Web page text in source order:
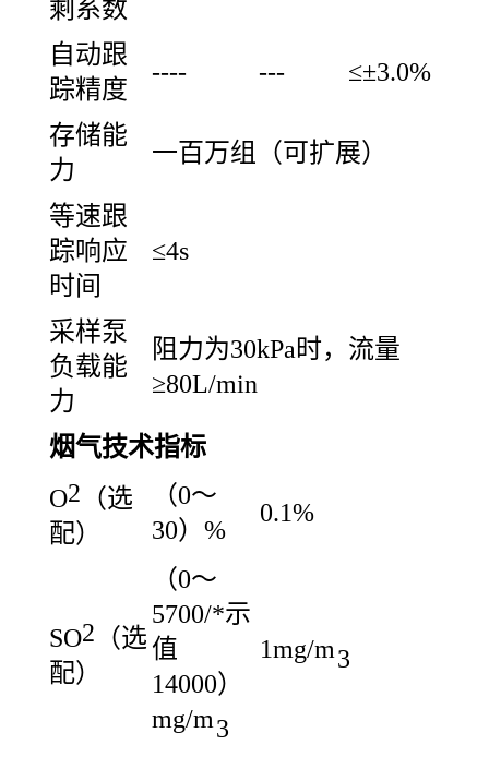
剩系数
自动跟
踪精度
---- --- ≤±3.0%
存储能
力
一百万组（可扩展）
等速跟
踪响应
时间
≤4s
采样泵
负载能
力
阻力为30kPa时，流量
≥80L/min
烟气技术指标
O2 （选
配）
（0～
30）%
0.1%
SO2 （选
配）
（0～
5700/*示
值
14000）
mg/m3
1mg/m3